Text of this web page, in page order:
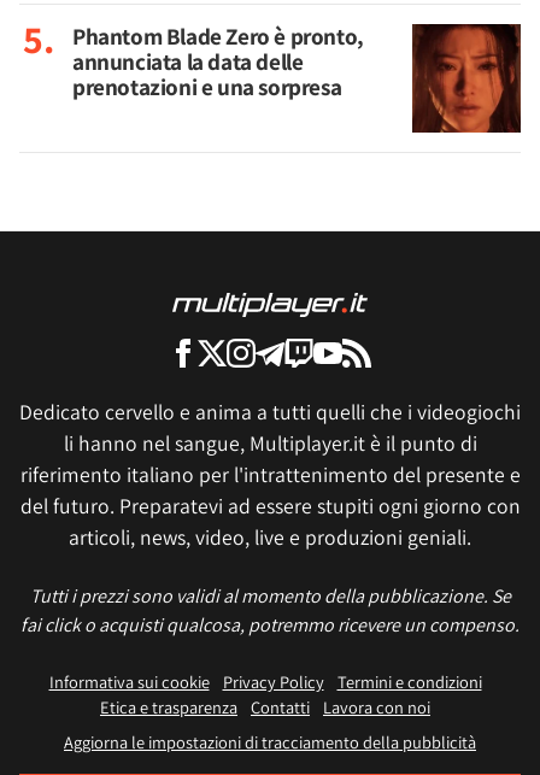
Phantom Blade Zero è pronto,
annunciata la data delle
prenotazioni e una sorpresa
Dedicato cervello e anima a tutti quelli che i videogiochi
li hanno nel sangue, Multiplayer.it è il punto di
riferimento italiano per l'intrattenimento del presente e
del futuro. Preparatevi ad essere stupiti ogni giorno con
articoli, news, video, live e produzioni geniali.
Tutti i prezzi sono validi al momento della pubblicazione. Se
fai click o acquisti qualcosa, potremmo ricevere un compenso.
Informativa sui cookie Privacy Policy
Termini e condizioni
Etica e trasparenza Contatti
Lavora con noi
Aggiorna le impostazioni di tracciamento della pubblicità